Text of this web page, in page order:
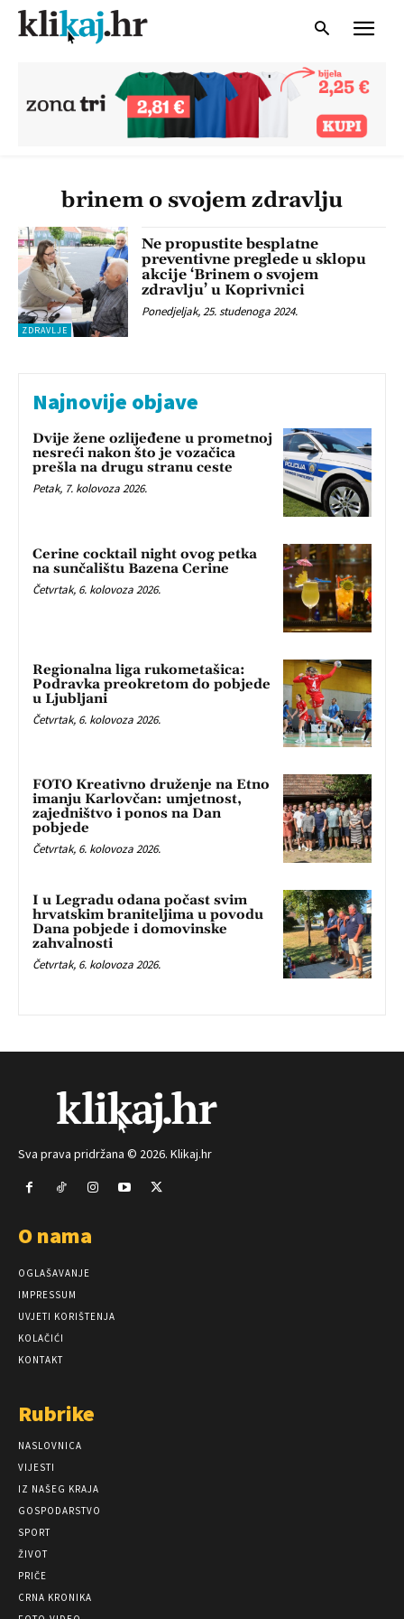
brinem o svojem zdravlju
ZDRAVLJE
Ne propustite besplatne
preventivne preglede u sklopu
akcije ‘Brinem o svojem
zdravlju’ u Koprivnici
Ponedjeljak, 25. studenoga 2024.
Najnovije objave
Dvije žene ozlijeđene u prometnoj
nesreći nakon što je vozačica
prešla na drugu stranu ceste
Petak, 7. kolovoza 2026.
Cerine cocktail night ovog petka
na sunčalištu Bazena Cerine
Četvrtak, 6. kolovoza 2026.
Regionalna liga rukometašica:
Podravka preokretom do pobjede
u Ljubljani
Četvrtak, 6. kolovoza 2026.
FOTO Kreativno druženje na Etno
imanju Karlovčan: umjetnost,
zajedništvo i ponos na Dan
pobjede
Četvrtak, 6. kolovoza 2026.
I u Legradu odana počast svim
hrvatskim braniteljima u povodu
Dana pobjede i domovinske
zahvalnosti
Četvrtak, 6. kolovoza 2026.
Sva prava pridržana © 2026. Klikaj.hr
O nama
OGLAŠAVANJE
IMPRESSUM
UVJETI KORIŠTENJA
KOLAČIĆI
KONTAKT
Rubrike
NASLOVNICA
VIJESTI
IZ NAŠEG KRAJA
GOSPODARSTVO
SPORT
ŽIVOT
PRIČE
CRNA KRONIKA